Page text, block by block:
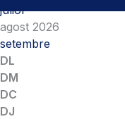
juliol
agost 2026
setembre
DL
DM
DC
DJ